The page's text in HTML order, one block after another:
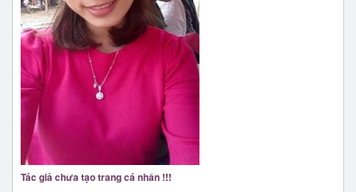
Tác giả chưa tạo trang cá nhân !!!